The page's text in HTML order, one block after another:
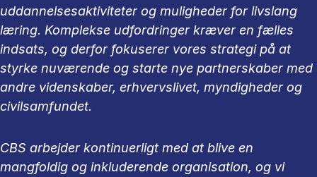
uddannelsesaktiviteter og muligheder for livslang
læring. Komplekse udfordringer kræver en fælles
indsats, og derfor fokuserer vores strategi på at
styrke nuværende og starte nye partnerskaber med
andre videnskaber, erhvervslivet, myndigheder og
civilsamfundet.
CBS arbejder kontinuerligt med at blive en
mangfoldig og inkluderende organisation, og vi